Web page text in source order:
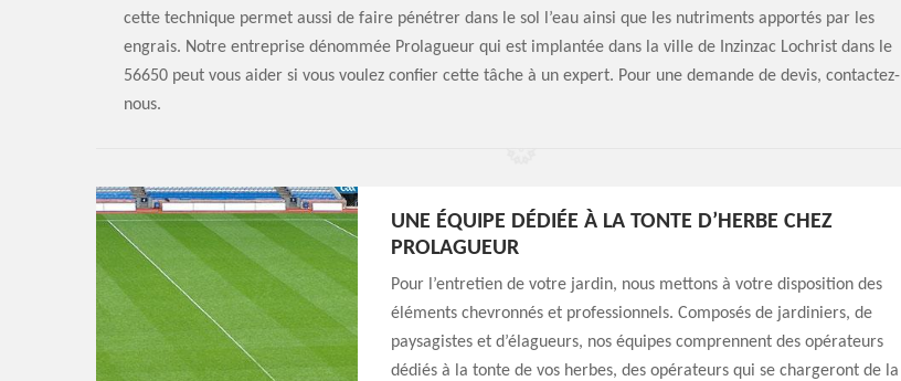
cette technique permet aussi de faire pénétrer dans le sol l’eau ainsi que les nutriments apportés par les
engrais. Notre entreprise dénommée Prolagueur qui est implantée dans la ville de Inzinzac Lochrist dans le
56650 peut vous aider si vous voulez confier cette tâche à un expert. Pour une demande de devis, contactez-
nous.
UNE ÉQUIPE DÉDIÉE À LA TONTE D’HERBE CHEZ
PROLAGUEUR
Pour l’entretien de votre jardin, nous mettons à votre disposition des
éléments chevronnés et professionnels. Composés de jardiniers, de
paysagistes et d’élagueurs, nos équipes comprennent des opérateurs
dédiés à la tonte de vos herbes, des opérateurs qui se chargeront de la